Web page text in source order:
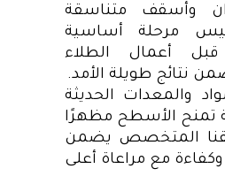
وأسقف متناسقة
مرحلة أساسية
أعمال الطلاء
نتائج طويلة الأمد.
والمعدات الحديثة
تمنح الأسطح مظهرًا
المتخصص يضمن
مع مراعاة أعلى